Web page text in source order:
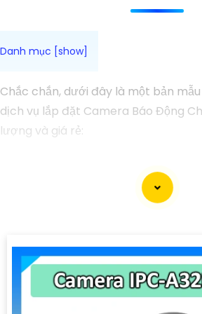
Chắc chắn, dưới đây là một bản
dịch vụ lắp đặt Camera Báo Động
lượng và giá rẻ:
🔒📹 Lắp Camera Báo Động Chống
🔍 Chúng tôi: Cung cấp dịch vụ lắp
ngũ kỹ thuật viên giàu kinh nghiệm
Tâm bạn an tâm với hệ thống bảo
🏠 Dành cho ai: Chủ nhà, chủ cửa
bất kỳ ai cần tăng cường an ninh